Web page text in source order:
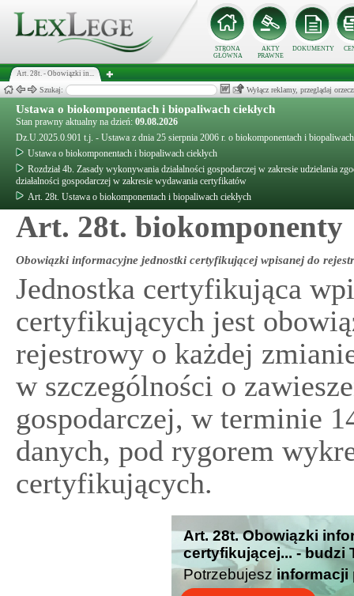
STRONA
GŁÓWNA
AKTY
PRAWNE
DOKUMENTY
Art. 28t. - Obowiązki in...
Szukaj: Wyłącz reklamy, przeglądaj
Ustawa o biokomponentach i biopaliwach ciekłych
Stan prawny aktualny na dzień: 09.08.2026
Dz.U.2025.0.901 t.j. - Ustawa z dnia 25 sierpnia 2006 r. o biokomponentach i
Ustawa o biokomponentach i biopaliwach ciekłych
Rozdział 4b. Zasady wykonywania działalności gospodarczej w zakresie udzielania
działalności gospodarczej w zakresie wydawania certyfikatów
Art. 28t. Ustawa o biokomponentach i biopaliwach ciekłych
Art. 28t. biokomponenty
Obowiązki informacyjne jednostki certyfikującej wpisanej do
Jednostka certyfikująca
certyfikujących jest
rejestrowy o każdej
w szczególności o
gospodarczej, w terminie
danych, pod rygorem
certyfikujących.
Art. 28t. Obowiązki
certyfikującej... - budzi
Potrzebujesz informacji